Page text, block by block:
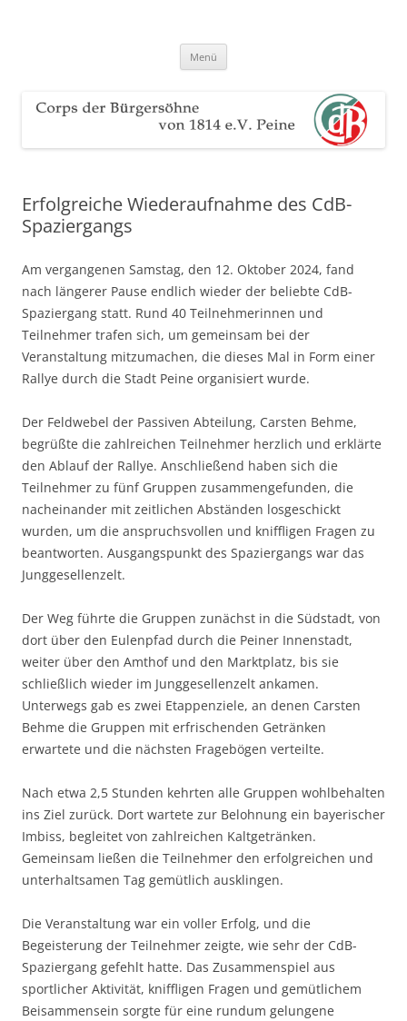
e.V. Peine
Menü
Erfolgreiche Wiederaufnahme des CdB-
Spaziergangs
Am vergangenen Samstag, den 12. Oktober 2024, fand
nach längerer Pause endlich wieder der beliebte CdB-
Spaziergang statt. Rund 40 Teilnehmerinnen und
Teilnehmer trafen sich, um gemeinsam bei der
Veranstaltung mitzumachen, die dieses Mal in Form einer
Rallye durch die Stadt Peine organisiert wurde.
Der Feldwebel der Passiven Abteilung, Carsten Behme,
begrüßte die zahlreichen Teilnehmer herzlich und erklärte
den Ablauf der Rallye. Anschließend haben sich die
Teilnehmer zu fünf Gruppen zusammengefunden, die
nacheinander mit zeitlichen Abständen losgeschickt
wurden, um die anspruchsvollen und kniffligen Fragen zu
beantworten. Ausgangspunkt des Spaziergangs war das
Junggesellenzelt.
Der Weg führte die Gruppen zunächst in die Südstadt, von
dort über den Eulenpfad durch die Peiner Innenstadt,
weiter über den Amthof und den Marktplatz, bis sie
schließlich wieder im Junggesellenzelt ankamen.
Unterwegs gab es zwei Etappenziele, an denen Carsten
Behme die Gruppen mit erfrischenden Getränken
erwartete und die nächsten Fragebögen verteilte.
Nach etwa 2,5 Stunden kehrten alle Gruppen wohlbehalten
ins Ziel zurück. Dort wartete zur Belohnung ein bayerischer
Imbiss, begleitet von zahlreichen Kaltgetränken.
Gemeinsam ließen die Teilnehmer den erfolgreichen und
unterhaltsamen Tag gemütlich ausklingen.
Die Veranstaltung war ein voller Erfolg, und die
Begeisterung der Teilnehmer zeigte, wie sehr der CdB-
Spaziergang gefehlt hatte. Das Zusammenspiel aus
sportlicher Aktivität, kniffligen Fragen und gemütlichem
Beisammensein sorgte für eine rundum gelungene